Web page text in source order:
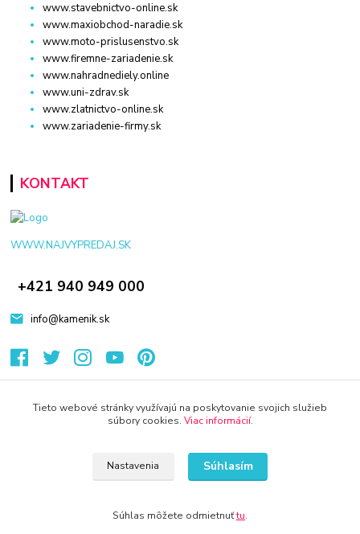
www.stavebnictvo-online.sk
www.maxiobchod-naradie.sk
www.moto-prislusenstvo.sk
www.firemne-zariadenie.sk
www.nahradnediely.online
www.uni-zdrav.sk
www.zlatnictvo-online.sk
www.zariadenie-firmy.sk
KONTAKT
WWW.NAJVYPREDAJ.SK
+421 940 949 000
info@kamenik.sk
Tieto webové stránky využívajú na poskytovanie svojich služieb
súbory cookies. Viac informácií.
Nastavenia Súhlasím
Súhlas môžete odmietnuťtu.